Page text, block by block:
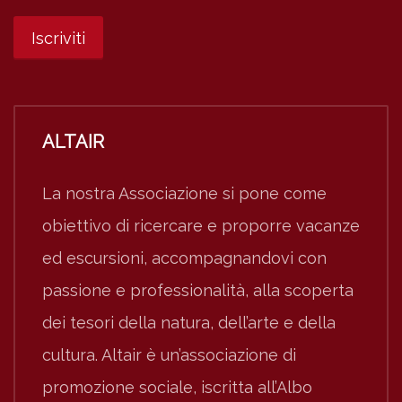
ALTAIR
La nostra Associazione si pone come
obiettivo di ricercare e proporre vacanze
ed escursioni, accompagnandovi con
passione e professionalità, alla scoperta
dei tesori della natura, dell’arte e della
cultura. Altair è un’associazione di
promozione sociale, iscritta all’Albo